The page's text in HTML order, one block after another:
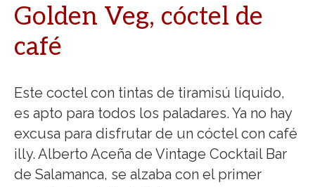
Golden Veg, cóctel de
café
Este coctel con tintas de tiramisú líquido,
es apto para todos los paladares. Ya no hay
excusa para disfrutar de un cóctel con café
illy. Alberto Aceña de Vintage Cocktail Bar
de Salamanca, se alzaba con el primer